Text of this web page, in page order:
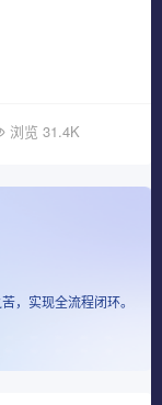
浏览 31.4K
，实现全流程闭环。